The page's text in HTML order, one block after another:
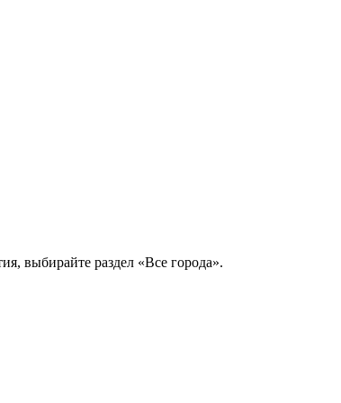
выбирайте раздел «Все города».